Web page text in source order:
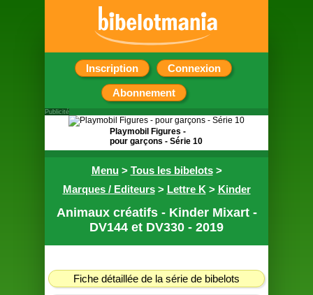
Inscription Connexion
Abonnement
Menu> Tous les bibelots>
Marques / Editeurs> Lettre K > Kinder
Animaux créatifs - Kinder Mixart -
DV144 et DV330 - 2019
Fiche détaillée de la série de bibelots
Publicité
Playmobil Figures -
pour garçons - Série 10
contenant une figurine